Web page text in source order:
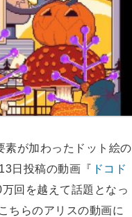
が加わったドット絵の
日投稿の動画『 ドコド
回を越えて話題となっ
ちらのアリスの動画に